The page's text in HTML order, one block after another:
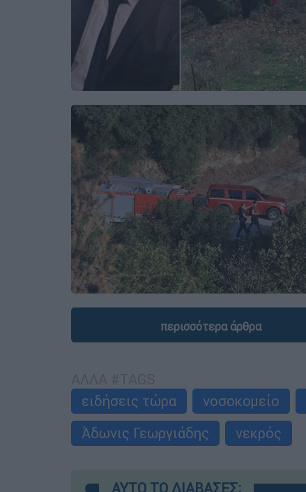
περισσότερα άρθρα
ειδήσεις τώρα
νοσοκομείο
Άδωνις Γεωργιάδης
νεκρός
ΑΥΤΟ ΤΟ ΔΙΑΒΑΣΕΣ;